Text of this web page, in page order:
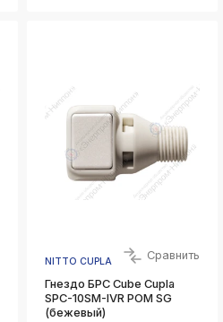
NITTO CUPLA Сравнить
Гнездо БРС Cube Cupla
SPC-10SM-IVR POM SG
(бежевый)